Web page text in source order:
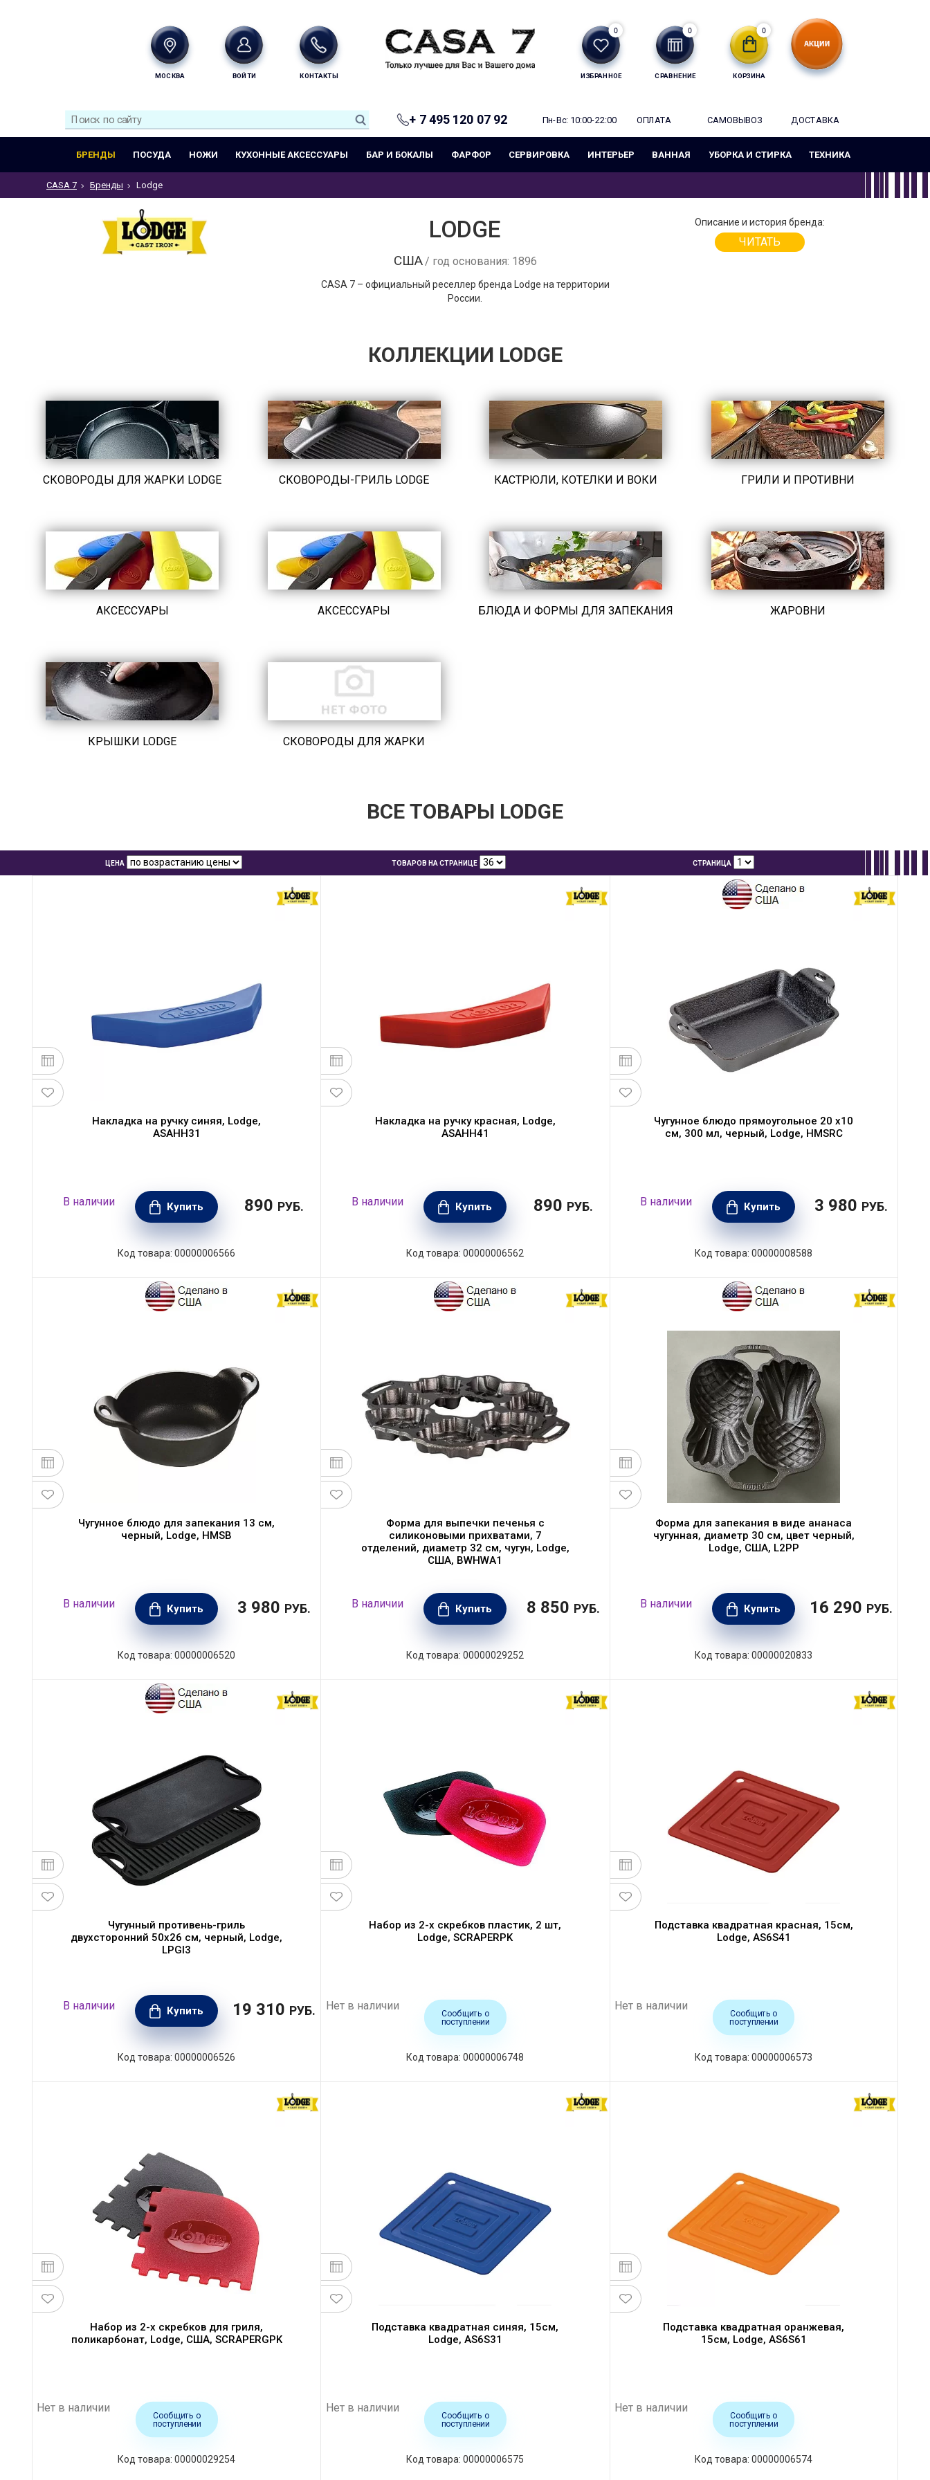
МОСКВА ВОЙТИ КОНТАКТЫ ИЗБРАННОЕ
0
СРАВНЕНИЕ
0
КОРЗИНА
0
+ 7 495 120 07 92 Пн-Вс: 10:00-22:00 ОПЛАТА САМОВЫВОЗ ДОСТАВКА
БРЕНДЫ ПОСУДА НОЖИ КУХОННЫЕ АКСЕССУАРЫ БАР И БОКАЛЫ ФАРФОР СЕРВИРОВКА ИНТЕРЬЕР ВАННАЯ УБОРКА И СТИРКА ТЕХНИКА
CASA 7 Бренды Lodge
LODGE
США / год основания: 1896
CASA 7 – официальный реселлер бренда Lodge на территории
России.
Описание и история бренда:
ЧИТАТЬ
КОЛЛЕКЦИИ LODGE
СКОВОРОДЫ ДЛЯ ЖАРКИ LODGE СКОВОРОДЫ-ГРИЛЬ LODGE КАСТРЮЛИ, КОТЕЛКИ И ВОКИ ГРИЛИ И ПРОТИВНИ
АКСЕССУАРЫ АКСЕССУАРЫ БЛЮДА И ФОРМЫ ДЛЯ ЗАПЕКАНИЯ ЖАРОВНИ
КРЫШКИ LODGE СКОВОРОДЫ ДЛЯ ЖАРКИ
ВСЕ ТОВАРЫ LODGE
ЦЕНА ТОВАРОВ НА СТРАНИЦЕ СТРАНИЦА
Накладка на ручку синяя, Lodge,
ASAHH31
В наличии Купить 890 РУБ.
Код товара: 00000006566
Накладка на ручку красная, Lodge,
ASAHH41
В наличии Купить 890 РУБ.
Код товара: 00000006562
Чугунное блюдо прямоугольное 20 x10
см, 300 мл, черный, Lodge, HMSRC
В наличии Купить 3 980 РУБ.
Код товара: 00000008588
Чугунное блюдо для запекания 13 см,
черный, Lodge, HMSB
В наличии Купить 3 980 РУБ.
Код товара: 00000006520
Форма для выпечки печенья с
силиконовыми прихватами, 7
отделений, диаметр 32 см, чугун, Lodge,
США, BWHWA1
В наличии Купить 8 850 РУБ.
Код товара: 00000029252
Форма для запекания в виде ананаса
чугунная, диаметр 30 см, цвет черный,
Lodge, США, L2PP
В наличии Купить 16 290 РУБ.
Код товара: 00000020833
Чугунный противень-гриль
двухсторонний 50x26 см, черный, Lodge,
LPGI3
В наличии Купить 19 310 РУБ.
Код товара: 00000006526
Набор из 2-х скребков пластик, 2 шт,
Lodge, SCRAPERPK
Нет в наличии
Сообщить о
поступлении
Код товара: 00000006748
Подставка квадратная красная, 15см,
Lodge, AS6S41
Нет в наличии
Сообщить о
поступлении
Код товара: 00000006573
Набор из 2-х скребков для гриля,
поликарбонат, Lodge, США, SCRAPERGPK
Нет в наличии
Сообщить о
поступлении
Код товара: 00000029254
Подставка квадратная синяя, 15см,
Lodge, AS6S31
Нет в наличии
Сообщить о
поступлении
Код товара: 00000006575
Подставка квадратная оранжевая,
15см, Lodge, AS6S61
Нет в наличии
Сообщить о
поступлении
Код товара: 00000006574